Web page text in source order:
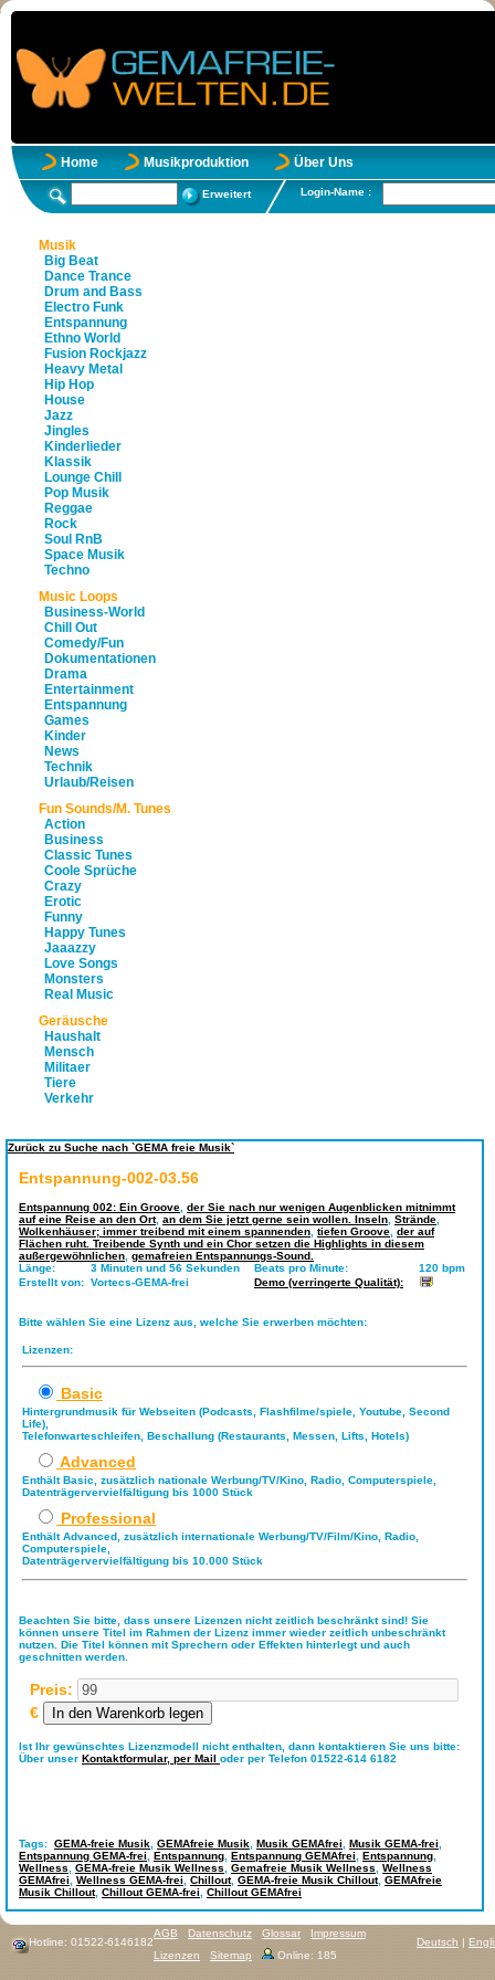
Home Musikproduktion Über Uns
Erweitert Login-Name :
Musik
Big Beat
Dance Trance
Drum and Bass
Electro Funk
Entspannung
Ethno World
Fusion Rockjazz
Heavy Metal
Hip Hop
House
Jazz
Jingles
Kinderlieder
Klassik
Lounge Chill
Pop Musik
Reggae
Rock
Soul RnB
Space Musik
Techno
Music Loops
Business-World
Chill Out
Comedy/Fun
Dokumentationen
Drama
Entertainment
Entspannung
Games
Kinder
News
Technik
Urlaub/Reisen
Fun Sounds/M. Tunes
Action
Business
Classic Tunes
Coole Sprüche
Crazy
Erotic
Funny
Happy Tunes
Jaaazzy
Love Songs
Monsters
Real Music
Geräusche
Haushalt
Mensch
Militaer
Tiere
Verkehr
Zurück zu Suche nach `GEMA freie Musik`
Entspannung-002-03.56
Entspannung 002: Ein Groove der Sie nach nur wenigen Augenblicken mitnimmt
auf eine Reise an den Ort, an dem Sie jetzt gerne sein wollen. Inseln Strände
Wolkenhäuser; immer treibend mit einem spannenden tiefen Groove der auf
Flächen ruht. Treibende Synth und ein Chor setzen die Highlights in diesem
außergewöhnlichen gemafreien Entspannungs-Sound.
Länge:
3 Minuten und 56 Sekunden Beats pro Minute:
120 bpm
Erstellt von: Vortecs-GEMA-frei Demo (verringerte Qualität):
Bitte wählen Sie eine Lizenz aus, welche Sie erwerben möchten:
Lizenzen:
Basic
Hintergrundmusik für Webseiten (Podcasts, Flashfilme/spiele, Youtube, Second
Life),
Telefonwarteschleifen, Beschallung (Restaurants, Messen, Lifts, Hotels)
Advanced
Enthält Basic, zusätzlich nationale Werbung/TV/Kino, Radio, Computerspiele,
Datenträgervervielfältigung bis 1000 Stück
Professional
Enthält Advanced, zusätzlich internationale Werbung/TV/Film/Kino, Radio,
Computerspiele,
Datenträgervervielfältigung bis 10.000 Stück
Beachten Sie bitte, dass unsere Lizenzen nicht zeitlich beschränkt sind! Sie
können unsere Titel im Rahmen der Lizenz immer wieder zeitlich unbeschränkt
nutzen. Die Titel können mit Sprechern oder Effekten hinterlegt und auch
geschnitten werden.
Preis:
€
Ist Ihr gewünschtes Lizenzmodell nicht enthalten, dann kontaktieren Sie uns bitte:
Über unser Kontaktformular, per Mail oder per Telefon 01522-614 6182
Tags: GEMA-freie Musik GEMAfreie Musik Musik GEMAfrei Musik GEMA-frei
Entspannung GEMA-frei
Entspannung Entspannung GEMAfrei Entspannung
Wellness
GEMA-freie Musik Wellness Gemafreie Musik Wellness
Wellness
GEMAfrei
Wellness GEMA-frei Chillout, GEMA-freie Musik Chillout, GEMAfreie
Musik Chillout, Chillout GEMA-frei Chillout GEMAfrei
Hotline: 01522-6146182 Deutsch |
AGB Datenschutz Glossar
Impressum
Lizenzen
Sitemap Online: 185